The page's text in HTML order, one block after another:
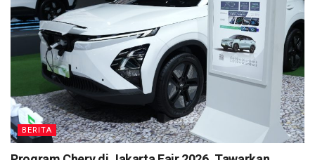
BERITA